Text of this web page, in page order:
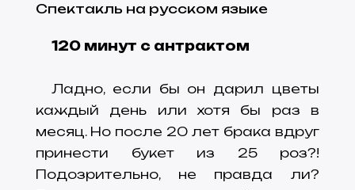
Спектакль на русском языке
120 минут с антрактом
Ладно, если бы он дарил цветы
каждый день или хотя бы раз в
месяц. Но после 20 лет брака вдруг
принести букет из 25 роз?!
Подозрительно, не правда ли?